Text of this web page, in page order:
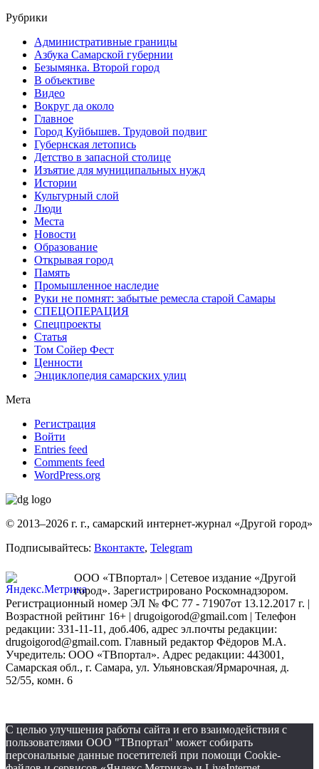
Рубрики
Административные границы
Азбука Самарской губернии
Безымянка. Второй город
В объективе
Видео
Вокруг да около
Главное
Город Куйбышев. Трудовой подвиг
Губернская летопись
Детство в запасной столице
Изъятие для муниципальных нужд
Истории
Культурный слой
Люди
Места
Новости
Образование
Открывая город
Память
Промышленное наследие
Руки не помнят: забытые ремесла старой Самары
СПЕЦОПЕРАЦИЯ
Спецпроекты
Статья
Том Сойер Фест
Ценности
Энциклопедия самарских улиц
Мета
Регистрация
Войти
Entries feed
Comments feed
WordPress.org
© 2013–2026 г. г., самарский интернет-журнал «Другой город»
Подписывайтесь: Вконтакте, Telegram
ООО «ТВпортал» | Сетевое издание «Другой
город». Зарегистрировано Роскомнадзором.
Регистрационный номер ЭЛ № ФС 77 - 71907от 13.12.2017 г. |
Возрастной рейтинг 16+ | drugoigorod@gmail.com | Телефон
редакции: 331-11-11, доб.406, адрес эл.почты редакции:
drugoigorod@gmail.com. Главный редактор Фёдоров М.А.
Учредитель: ООО «ТВпортал». Адрес редакции: 443001,
Самарская обл., г. Самара, ул. Ульяновская/Ярмарочная, д.
52/55, комн. 6
С целью улучшения работы сайта и его взаимодействия с
пользователями ООО "ТВпортал" может собирать
персональные данные посетителей при помощи Cookie-